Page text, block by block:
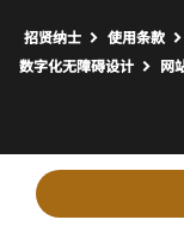
招贤纳士 使用条款
数字化无障碍设计
网